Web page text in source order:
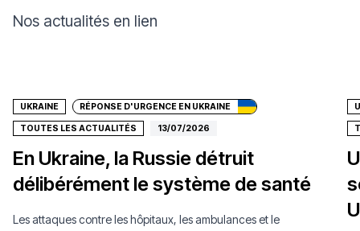
Nos actualités en lien
UKRAINE RÉPONSE D'URGENCE EN UKRAINE
TOUTES LES ACTUALITÉS 13/07/2026
En Ukraine, la Russie détruit
délibérément le système de santé
Les attaques contre les hôpitaux, les ambulances et le